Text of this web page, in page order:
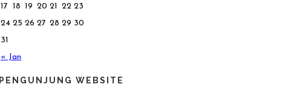
« Jan
17 18 19 20 21 22 23
24 25 26 27 28 29 30
31
PENGUNJUNG WEBSITE